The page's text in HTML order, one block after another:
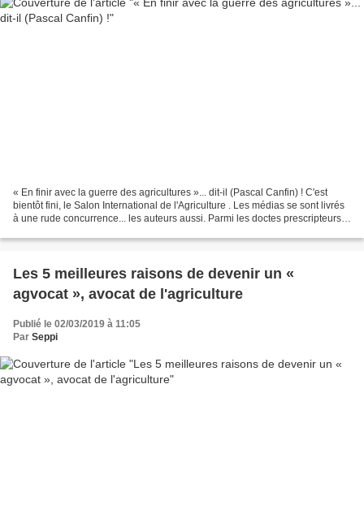
« En finir avec la guerre des agricultures »... dit-il (Pascal Canfin) ! C'est
bientôt fini, le Salon International de l'Agriculture . Les médias se sont livrés
à une rude concurrence... les auteurs aussi. Parmi les doctes prescripteurs,
Les 5 meilleures raisons de devenir un «
agvocat », avocat de l'agriculture
Publié le 02/03/2019 à 11:05
Par Seppi